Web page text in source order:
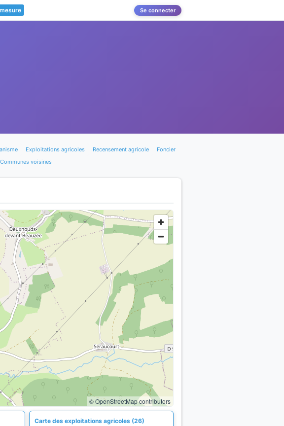
Se connecter
Exploitations agricoles Recensement agricole
Foncier
Communes voisines
© OpenStreetMap contributors
Carte des exploitations agricoles (26)